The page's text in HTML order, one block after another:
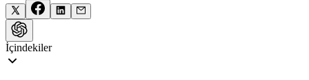
İçindekiler